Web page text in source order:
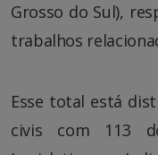
Grosso do Sul),
trabalhos
Esse total está
civis com 113